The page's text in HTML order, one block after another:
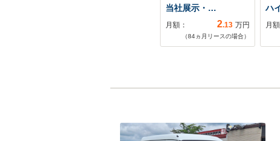
当社展示・…
月額： 2.13 万円
（84ヵ月リースの場合）
ハ
月額